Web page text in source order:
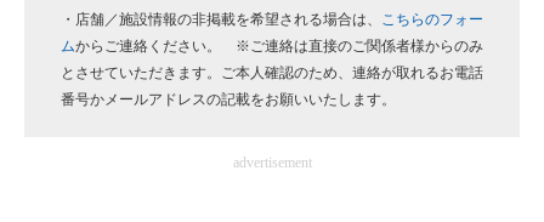
ITエンジニア向け専門サイト
企業向けIT製品の総合サイト
・店舗／施設情報の非掲載を希望される場合は、 こちらのフォー
ムからご連絡ください。 ※ご連絡は直接のご関係者様からのみ
とさせていただきます。ご本人確認のため、連絡が取れるお電話
番号かメールアドレスの記載をお願いいたします。
advertisement